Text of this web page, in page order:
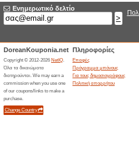
50€ και Άν
54%
Κάνε τις
παραγγελίες